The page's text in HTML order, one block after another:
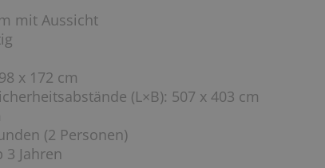
mit Aussicht
x 172 cm
(L×B): 507 x 403 cm
(2 Personen)
Jahren